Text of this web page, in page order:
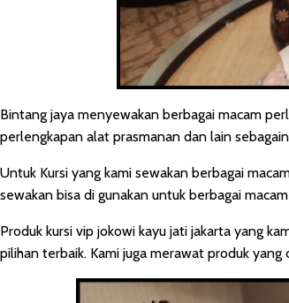
Bintang jaya menyewakan berbagai macam
perlengkapan alat prasmanan dan lain
Untuk Kursi yang kami sewakan berbagai
sewakan bisa di gunakan untuk berbagai
Produk kursi vip jokowi kayu jati jakarta yang
pilihan terbaik. Kami juga merawat produk